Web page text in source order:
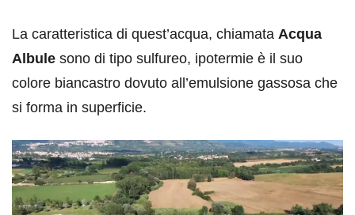
La caratteristica di quest’acqua, chiamata Acqua
Albule sono di tipo sulfureo, ipotermie è il suo
colore biancastro dovuto all’emulsione gassosa che
si forma in superficie.